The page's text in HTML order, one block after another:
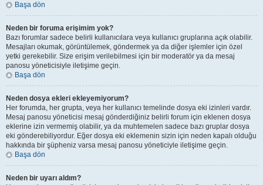
Başa dön
Neden bir foruma erişimim yok?
Bazı forumlar sadece belirli kullanıcılara veya kullanıcı gruplarına açık olabilir.
Mesajları okumak, görüntülemek, göndermek ya da diğer işlemler için özel
yetki gerekebilir. Size erişim verilebilmesi için bir moderatör ya da mesaj
panosu yöneticisiyle iletişime geçin.
Başa dön
Neden dosya ekleri ekleyemiyorum?
Her forumda, her grupta, veya her kullanıcı temelinde dosya eki izinleri vardır.
Mesaj panosu yöneticisi mesaj gönderdiğiniz belirli forum için eklenen dosya
eklerine izin vermemiş olabilir, ya da muhtemelen sadece bazı gruplar dosya
eki gönderebiliyordur. Eğer dosya eki eklemenin sizin için neden kapalı olduğu
hakkında bir şüpheniz varsa mesaj panosu yöneticiyle iletişime geçin.
Başa dön
Neden bir uyarı aldım?